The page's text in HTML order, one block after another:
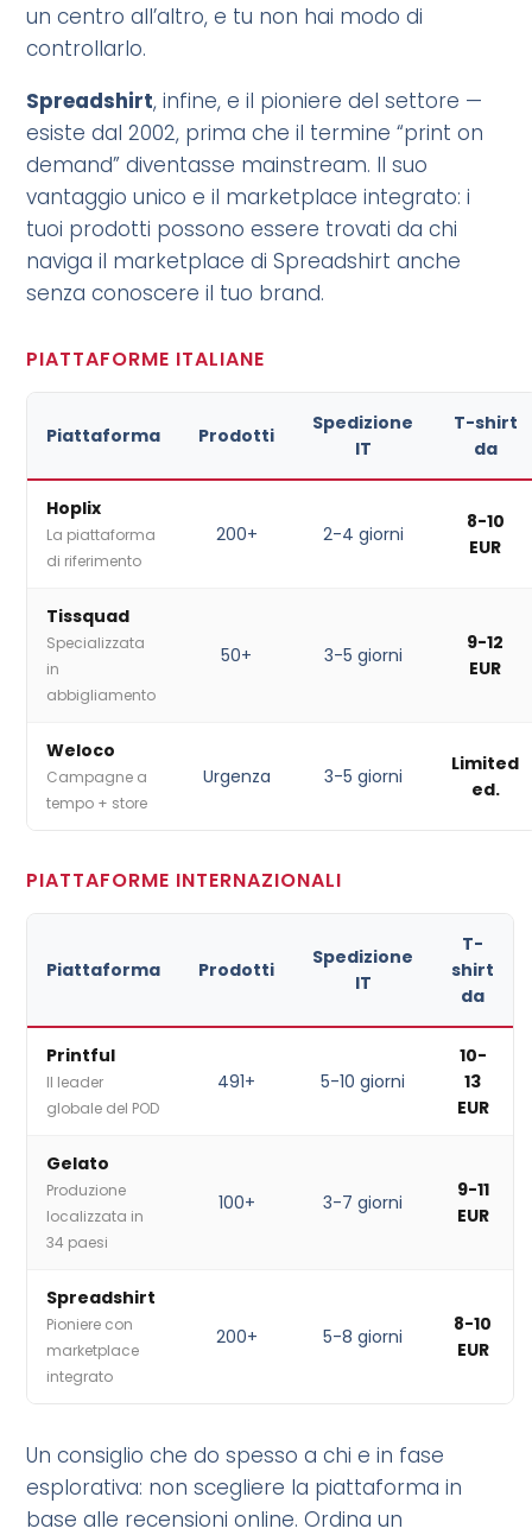
un centro all’altro, e tu non hai modo di
controllarlo.
Spreadshirt, infine, e il pioniere del settore —
esiste dal 2002, prima che il termine “print on
demand” diventasse mainstream. Il suo
vantaggio unico e il marketplace integrato: i
tuoi prodotti possono essere trovati da chi
naviga il marketplace di Spreadshirt anche
senza conoscere il tuo brand.
PIATTAFORME ITALIANE
Piattaforma Prodotti
Spedizione
IT
T-shirt
da
Hoplix
La piattaforma
di riferimento
200+ 2-4 giorni
8-10
EUR
Tissquad
Specializzata
in
abbigliamento
50+ 3-5 giorni
9-12
EUR
Weloco
Campagne a
tempo + store
Urgenza 3-5 giorni
Limited
ed.
PIATTAFORME INTERNAZIONALI
Piattaforma Prodotti
Spedizione
IT
T-
shirt
da
Printful
Il leader
globale del POD
491+ 5-10 giorni
10-
13
EUR
Gelato
Produzione
localizzata in
34 paesi
100+ 3-7 giorni
9-11
EUR
Spreadshirt
Pioniere con
marketplace
integrato
200+ 5-8 giorni
8-10
EUR
Un consiglio che do spesso a chi e in fase
esplorativa: non scegliere la piattaforma in
base alle recensioni online. Ordina un